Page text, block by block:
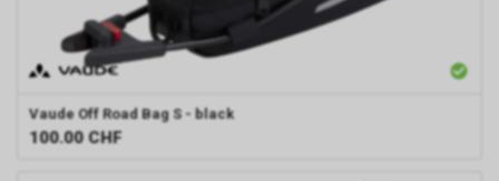
Vaude Off Road Bag S - black
100.00 CHF